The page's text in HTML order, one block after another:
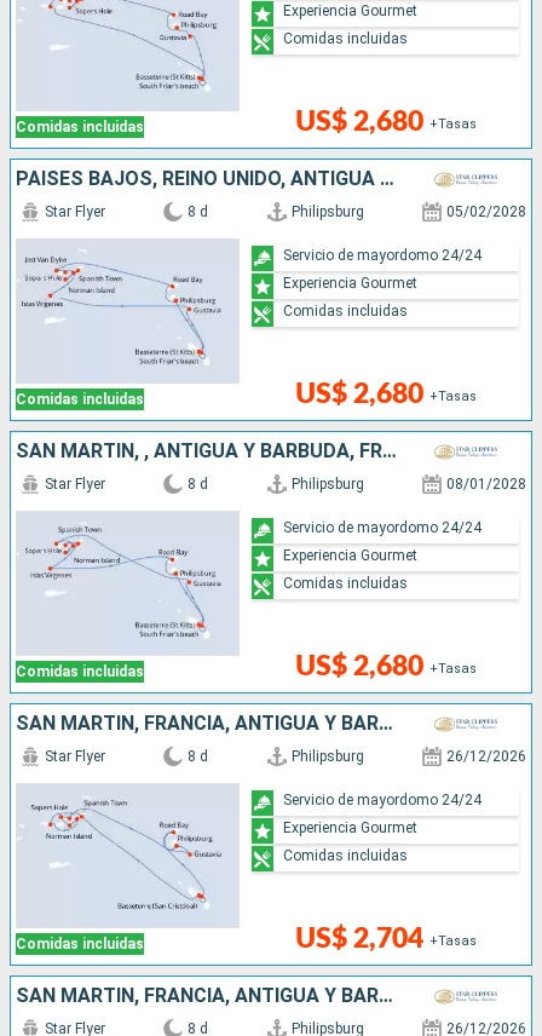
Comidas incluidas US$ 2,680 +Tasas
Experiencia Gourmet
Comidas incluidas
PAISES BAJOS, REINO UNIDO, ANTIGUA Y BARBUDA
Comidas incluidas
Star Flyer 8 d Philipsburg 05/02/2028
US$ 2,680 +Tasas
Servicio de mayordomo 24/24
Experiencia Gourmet
Comidas incluidas
SAN MARTÍN, , ANTIGUA Y BARBUDA, FRANCIA
Comidas incluidas
Star Flyer 8 d Philipsburg 08/01/2028
US$ 2,680 +Tasas
Servicio de mayordomo 24/24
Experiencia Gourmet
Comidas incluidas
SAN MARTÍN, FRANCIA, ANTIGUA Y BARBUDA,
Comidas incluidas
Star Flyer 8 d Philipsburg 26/12/2026
US$ 2,704 +Tasas
Servicio de mayordomo 24/24
Experiencia Gourmet
Comidas incluidas
SAN MARTÍN, FRANCIA, ANTIGUA Y BARBUDA,
Star Flyer 8 d Philipsburg 26/12/2026